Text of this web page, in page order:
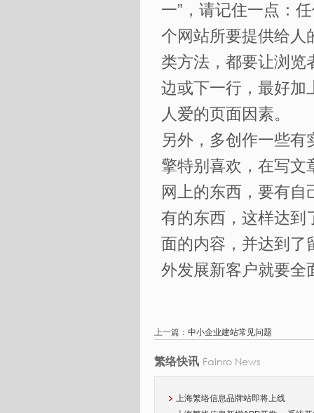
一”，请记住一点：
个网站所要提供给人
类方法，都要让浏览
边或下一行，最好加
人爱的页面因素。
另外，多创作一些
擎特别喜欢，在写文
网上的东西，要有自
有的东西，这样达到
面的内容，并达到了
外发展新客户就要全
上一篇： 中小企业建站常见问题
繁络快讯 Fainro News
上海繁络信息品牌站即将上线